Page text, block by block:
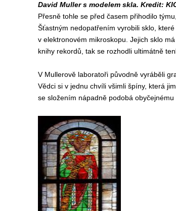
David Muller s modelem skla. Kredit:
Přesně tohle se před časem přihodilo
Šťastným nedopatřením vyrobili sklo,
v elektronovém mikroskopu. Jejich sklo
knihy rekordů, tak se rozhodli ultimátně
V Mullerově laboratoři původně vyráběli
Vědci si v jednu chvíli všimli špíny, která
se složením nápadně podobá obyčejnému